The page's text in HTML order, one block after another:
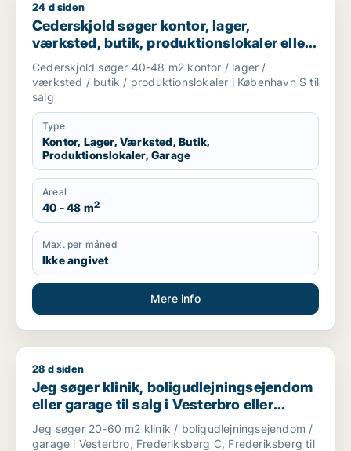
Cederskjold søger kontor, lager, værksted, butik,
24 d siden
Cederskjold søger kontor, lager,
værksted, butik, produktionslokaler eller
garage til salg i København S
Cederskjold søger 40-48 m2 kontor / lager /
værksted / butik / produktionslokaler i København S til
salg
Type
Kontor, Lager, Værksted, Butik,
Produktionslokaler, Garage
Areal
40 - 48 m2
Max. per måned
Ikke angivet
Mere info
Jeg søger klinik, boligudlejningsejendom eller garage til
28 d siden
Jeg søger klinik, boligudlejningsejendom
eller garage til salg i Vesterbro eller
Frederiksberg
Jeg søger 20-60 m2 klinik / boligudlejningsejendom /
garage i Vesterbro, Frederiksberg C, Frederiksberg til